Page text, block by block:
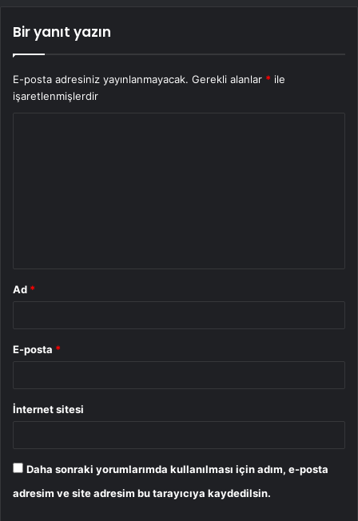
Bir yanıt yazın
E-posta adresiniz yayınlanmayacak. Gerekli alanlar * ile
işaretlenmişlerdir
Ad *
E-posta *
İnternet sitesi
Daha sonraki yorumlarımda kullanılması için adım, e-posta
adresim ve site adresim bu tarayıcıya kaydedilsin.